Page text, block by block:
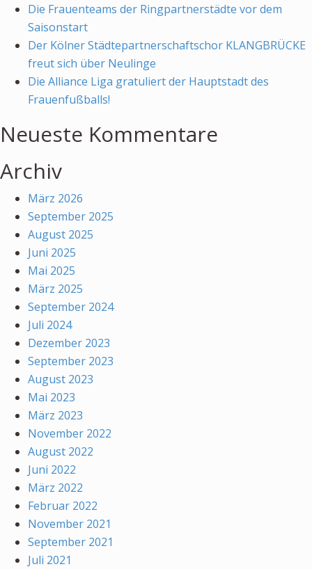
Die Frauenteams der Ringpartnerstädte vor dem
Saisonstart
Der Kölner Städtepartnerschaftschor KLANGBRÜCKE
freut sich über Neulinge
Die Alliance Liga gratuliert der Hauptstadt des
Frauenfußballs!
Neueste Kommentare
Archiv
März 2026
September 2025
August 2025
Juni 2025
Mai 2025
März 2025
September 2024
Juli 2024
Dezember 2023
September 2023
August 2023
Mai 2023
März 2023
November 2022
August 2022
Juni 2022
März 2022
Februar 2022
November 2021
September 2021
Juli 2021